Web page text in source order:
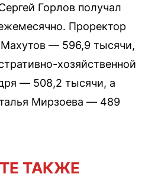
Горлов получал
Проректор
— 596,9 тысячи,
хозяйственной
— 508,2 тысячи, а
Мирзоева — 489
ТАКЖЕ